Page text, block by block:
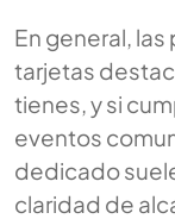
En general,
tarjetas
tienes, y si
eventos
dedicado
claridad de